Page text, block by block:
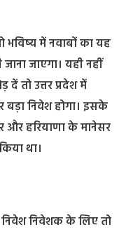
में नवाबों का यह
जाएगा। यही नहीं
दें तो उत्तर प्रदेश में
निवेश होगा। इसके
हरियाणा के मानेसर
था।
निवेशक के लिए तो